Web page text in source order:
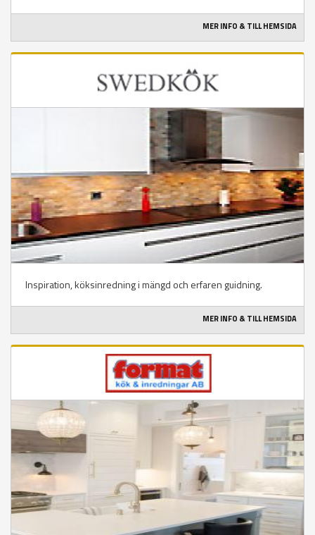
MER INFO & TILL HEMSIDA
Inspiration, köksinredning i mängd och erfaren guidning.
MER INFO & TILL HEMSIDA